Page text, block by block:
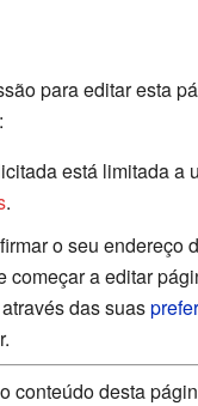
para editar esta
está limitada a
.
o seu endereço
começar a editar
das suas
conteúdo desta